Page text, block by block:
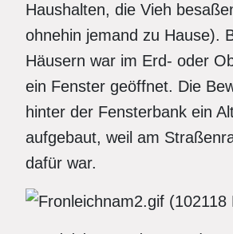
Haushalten, die Vieh
ohnehin jemand zu Hause).
Häusern war im Erd- oder
ein Fenster geöffnet. Die
hinter der Fensterbank ein
aufgebaut, weil am
dafür war.